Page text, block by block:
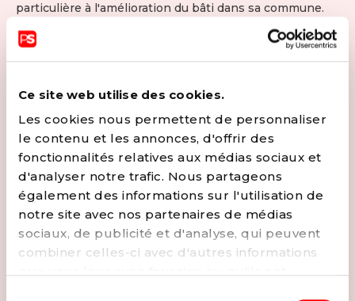
Ce site web utilise des cookies.
Les cookies nous permettent de personnaliser
le contenu et les annonces, d'offrir des
fonctionnalités relatives aux médias sociaux et
d'analyser notre trafic. Nous partageons
également des informations sur l'utilisation de
notre site avec nos partenaires de médias
sociaux, de publicité et d'analyse, qui peuvent
combiner celles-ci avec d'autres informations
particulière à l'amélioration du bâti dans sa commune.
Tout le monde à droit à un logement décent!
Carine est maman, logopède dans l'enseignement
spécialisé et Présidente de l'ASBL Crèche les Petits
l’enfance, de l'enseignement et la famille.
Engagée pendant des années dans la défense des
enseignants comme Présidente du s/s Province à la
CGSP, Carine a décidé de consacrer son temps et son
énergie à Sa Commune Dison.
Conseillère communale en 2012, chef de groupe,
présidente du conseil, elle est désignée échevine en
2021.